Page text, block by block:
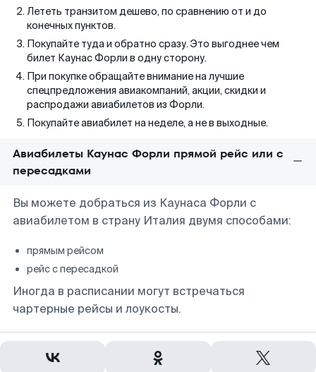
Лететь транзитом дешево, по сравнению от и до
конечных пунктов.
Покупайте туда и обратно сразу. Это выгоднее чем
билет Каунас Форли в одну сторону.
При покупке обращайте внимание на лучшие
спецпредложения авиакомпаний, акции, скидки и
распродажи авиабилетов из Форли.
Покупайте авиабилет на неделе, а не в выходные.
Авиабилеты Каунас Форли прямой рейс или с
пересадками
Вы можете добраться из Каунаса Форли с
авиабилетом в страну Италия двумя способами:
прямым рейсом
рейс с пересадкой
Иногда в расписании могут встречаться
чартерные рейсы и лоукосты.